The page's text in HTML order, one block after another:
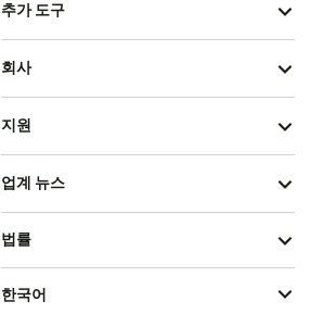
추가 도구
회사
지원
업계 뉴스
법률
한국어